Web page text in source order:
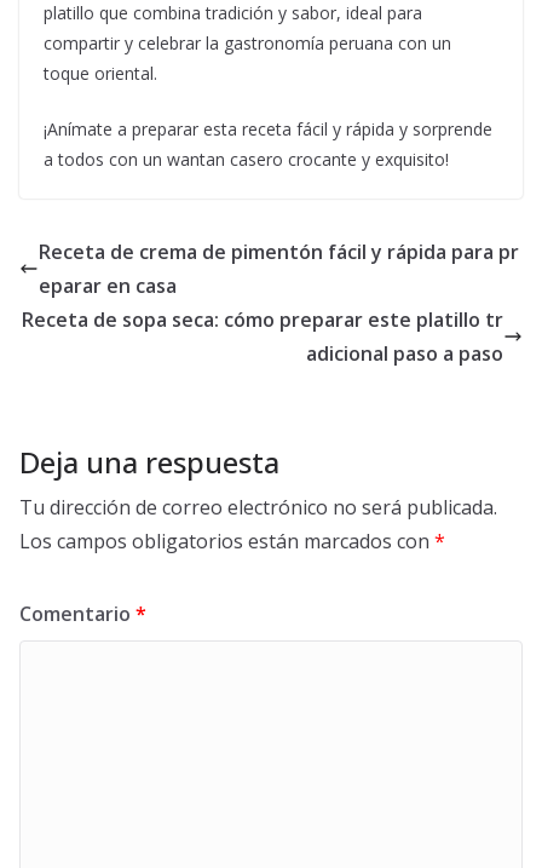
platillo que combina tradición y sabor, ideal para
compartir y celebrar la gastronomía peruana con un
toque oriental.
¡Anímate a preparar esta receta fácil y rápida y sorprende
a todos con un wantan casero crocante y exquisito!
Receta de crema de pimentón fácil y rápida para pr
eparar en casa
Receta de sopa seca: cómo preparar este platillo tr
adicional paso a paso
Deja una respuesta
Tu dirección de correo electrónico no será publicada.
Los campos obligatorios están marcados con *
Comentario *